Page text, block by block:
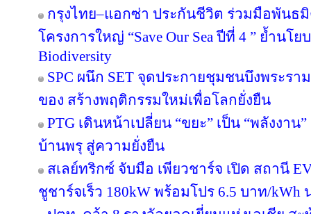
กรุงไทย–แอกซ่า ประกันชีวิต ร่วมมือพันธ
โครงการใหญ่ “Save Our Sea ปีที่ 4 ” ย้ำนโ
Biodiversity
SPC ผนึก SET จุดประกายชุมชนบึงพระร
ของ สร้างพฤติกรรมใหม่เพื่อโลกยั่งยืน
PTG เดินหน้าเปลี่ยน “ขยะ” เป็น “พลังง
บ้านพรุ สู่ความยั่งยืน
สเลย์ทริกซ์ จับมือ เพียวชาร์จ เปิด สถานี
ชูชาร์จเร็ว 180kW พร้อมโปร 6.5 บาท/kWh